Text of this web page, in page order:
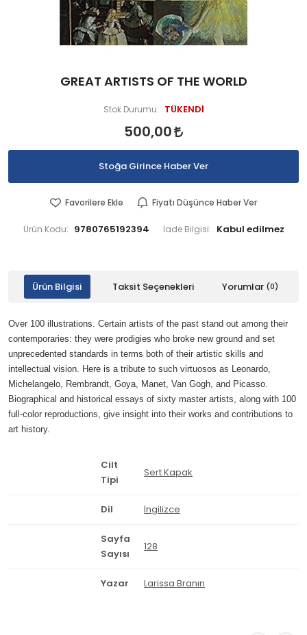
GREAT ARTISTS OF THE WORLD
Stok Durumu: TÜKENDİ
500,00
Stoğa Girince Haber Ver
Favorilere Ekle Fiyatı Düşünce Haber Ver
Ürün Kodu: 9780765192394 İade Bilgisi:
Ürün Bilgisi Taksit Seçenekleri Yorumlar (0)
Over 100 illustrations. Certain artists of the past stand out among their
contemporaries: they were prodigies who broke new ground and set
unprecedented standards in terms both of their artistic skills and
intellectual vision. Here is a tribute to such virtuosos as Leonardo,
Michelangelo, Rembrandt, Goya, Manet, Van Gogh, and Picasso.
Biographical and historical essays of sixty master artists, along with 100
full-color reproductions, give insight into their works and contributions to
art history.
Cilt
Tipi
Sert Kapak
Dil İngilizce
Sayfa
Sayısı
128
Yazar Larissa Branın